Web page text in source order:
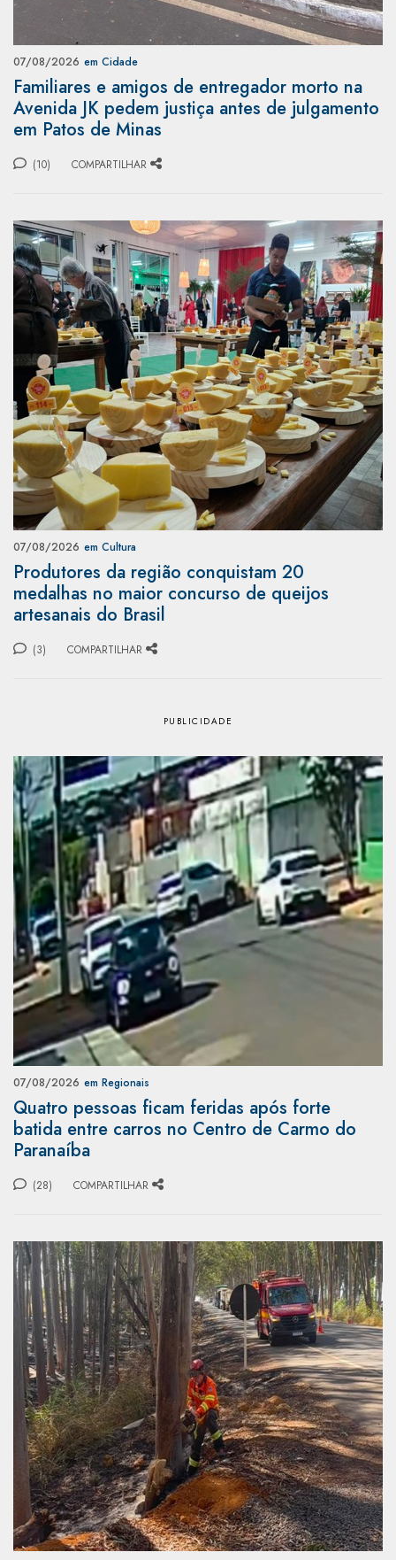
07/08/2026 em Cidade
Familiares e amigos de entregador morto na
Avenida JK pedem justiça antes de julgamento
em Patos de Minas
(10) COMPARTILHAR
07/08/2026 em Cultura
Produtores da região conquistam 20
medalhas no maior concurso de queijos
artesanais do Brasil
(3) COMPARTILHAR
07/08/2026 em Regionais
Quatro pessoas ficam feridas após forte
batida entre carros no Centro de Carmo do
Paranaíba
(28) COMPARTILHAR